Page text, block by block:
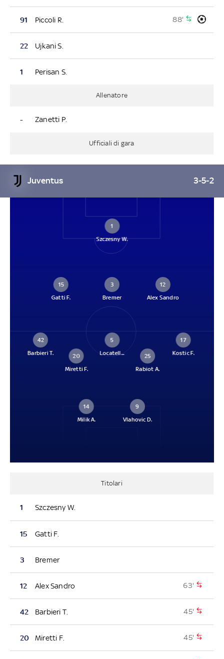
91 Piccoli R. 88'
22 Ujkani S.
1 Perisan S.
Allenatore
- Zanetti P.
Ufficiali di gara
Juventus 3-5-2
1
Szczesny W.
15
Gatti F.
3
Bremer
12
Alex Sandro
42
Barbieri T.
20
Miretti F.
5
Locatell...
25
Rabiot A.
17
Kostic F.
14
Milik A.
9
Vlahovic D.
Titolari
1 Szczesny W.
15 Gatti F.
3 Bremer
12 Alex Sandro 63'
42 Barbieri T. 45'
20 Miretti F. 45'